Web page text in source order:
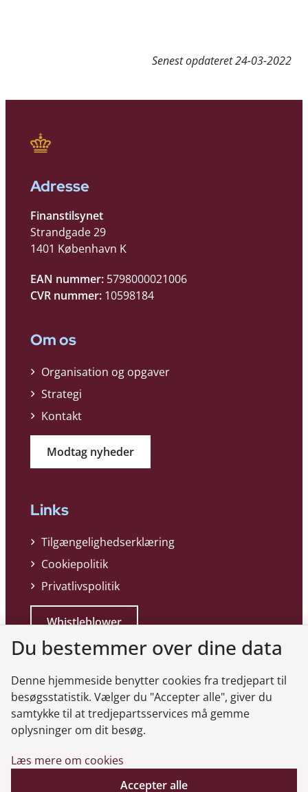
Senest opdateret24-03-2022
Adresse
Finanstilsynet
Strandgade 29
1401 København K
EAN nummer: 5798000021006
CVR nummer: 10598184
Om os
Organisation og opgaver
Strategi
Kontakt
Modtag nyheder
Links
Tilgængelighedserklæring
Cookiepolitik
Privatlivspolitik
Whistleblower
Genveje
Gå til virksomhedsregisteret
Gå til selskabsmeddelelser
Du bestemmer over dine data
Denne hjemmeside benytter cookies fra tredjepart til
besøgsstatistik. Vælger du "Accepter alle", giver du
samtykke til at tredjepartsservices må gemme
oplysninger om dit besøg.
Læs mere om cookies
Accepter alle